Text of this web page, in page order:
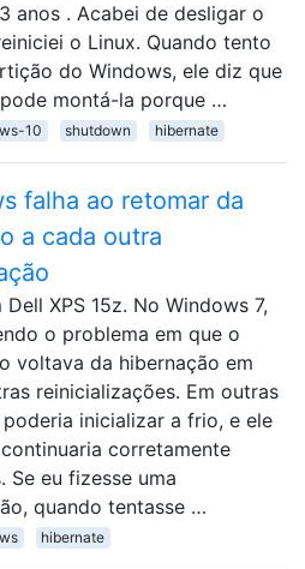
anos . Acabei de desligar o
o Linux. Quando tento
do Windows, ele diz que
montá-la porque …
10 shutdown hibernate
falha ao retomar da
a cada outra
Dell XPS 15z. No Windows 7,
o problema em que o
voltava da hibernação em
reinicializações. Em outras
poderia inicializar a frio, e ele
corretamente
Se eu fizesse uma
quando tentasse …
hibernate